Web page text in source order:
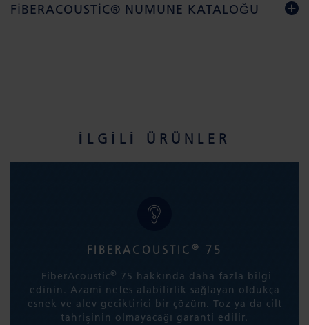
FIBERACOUSTIC® NUMUNE KATALOĞU
İLGILI ÜRÜNLER
FIBERACOUSTIC ® 75
FiberAcoustic® 75 hakkında daha fazla bilgi
edinin. Azami nefes alabilirlik sağlayan oldukça
esnek ve alev geciktirici bir çözüm. Toz ya da cilt
tahrişinin olmayacağı garanti edilir.